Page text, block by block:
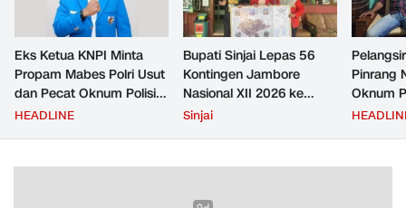
Eks Ketua KNPI Minta
Propam Mabes Polri Usut
dan Pecat Oknum Polisi
Beking Pelangsir Solar di
HEADLINE
Bupati Sinjai Lepas 56
Kontingen Jambore
Nasional XII 2026 ke
Cibubur
Sinjai
Pinrang
Oknum
Rp2,5